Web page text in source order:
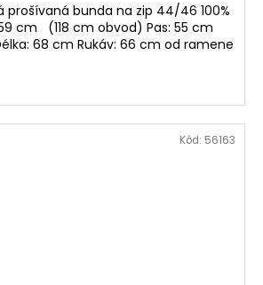
prošívaná bunda na zip 44/46 100%
cm (118 cm obvod) Pas: 55 cm
68 cm Rukáv: 66 cm od ramene
Kód: 56163